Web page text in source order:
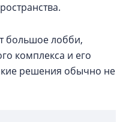
большое лобби,
комплекса и его
решения обычно не